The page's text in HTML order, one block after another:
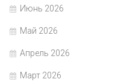
Июнь 2026
Май 2026
Апрель 2026
Март 2026